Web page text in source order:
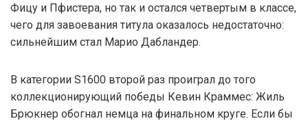
Фицу и Пфистера, но так и остался четвертым в классе,
чего для завоевания титула оказалось недостаточно:
сильнейшим стал Марио Дабландер.
В категории S1600 второй раз проиграл до того
коллекционирующий победы Кевин Краммес: Жиль
Брюкнер обогнал немца на финальном круге. Если бы